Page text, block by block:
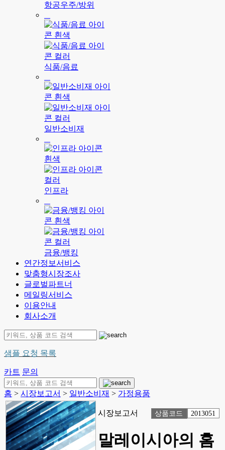
항공우주/방위
식품/음료
일반소비재
인프라
금융/뱅킹
연간정보서비스
맞춤형시장조사
글로벌파트너
메일링서비스
이용안내
회사소개
샘플 요청 목록
카트 문의
홈 > 시장보고서 > 일반소비재 > 가정용품
시장보고서 상품코드 2013051
말레이시아의 홈